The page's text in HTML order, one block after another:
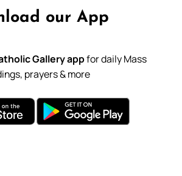
our App
Gallery appfor daily Mass
prayers & more